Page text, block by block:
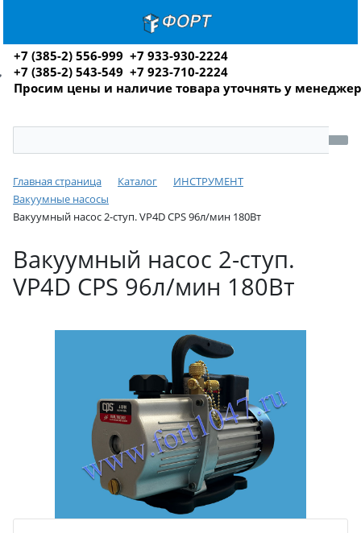
+7 (385-2) 556-999 +7 933-930-2224
+7 (385-2) 543-549 +7 923-710-2224
Просим цены и наличие товара уточнять у
Главная страница Каталог
ИНСТРУМЕНТ
Вакуумные насосы
Вакуумный насос 2-ступ. VP4D CPS 96л/мин 180Вт
Вакуумный насос 2-ступ.
VP4D CPS 96л/мин 180Вт